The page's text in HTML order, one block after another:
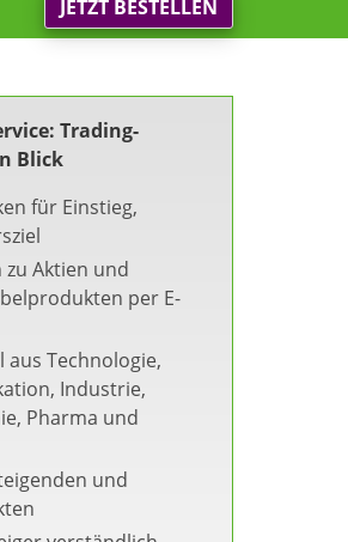
JETZT BESTELLEN
Trading-
Blick
für Einstieg,
Aktien und
per E-
aus Technologie,
Industrie,
Pharma und
und